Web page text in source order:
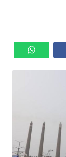
SERBA-
SERBI
INDEKS
BERITA